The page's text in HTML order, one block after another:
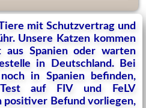
mit Schutzvertrag und
Unsere Katzen kommen
Spanien oder warten
in Deutschland. Bei
in Spanien befinden,
auf FIV und FeLV
positiver Befund vorliegen,